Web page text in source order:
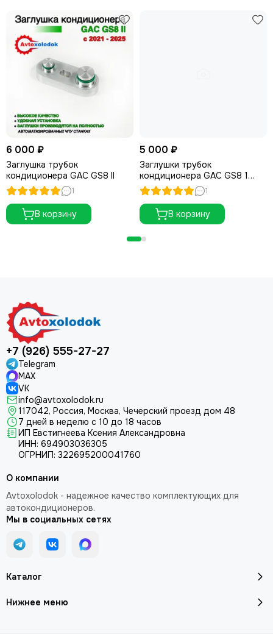
6 000 ₽
Заглушка трубок
кондиционера GAC GS8 II
1
В корзину
5 000 ₽
Заглушки трубок
кондиционера GAC GS8 1
поколение
1
В корзину
+7 (926) 555-27-27
Telegram
MAX
VK
info@avtoxolodok.ru
117042, Россия, Москва, Чечерский проезд дом 48
7 дней в неделю с 10 до 18 часов
ИП Евстигнеева Ксения Александровна
ИНН: 694903036305
ОГРНИП: 322695200041760
Каталог
Нижнее меню
О компании
Avtoxolodok - надежное качество комплектующих для
автокондиционеров.
Мы в социальных сетях